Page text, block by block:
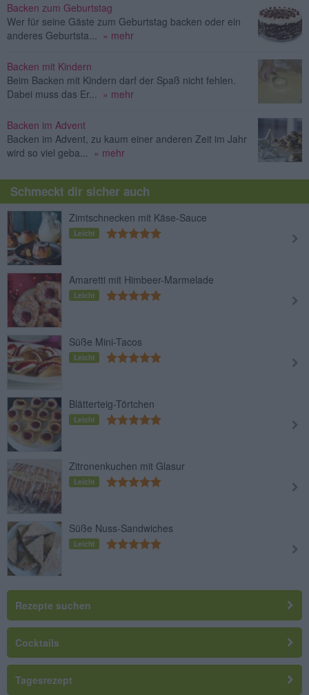
Backen zum Geburtstag
Wer für seine Gäste zum Geburtstag backen oder ein
anderes Geburtsta... » mehr
Backen mit Kindern
Beim Backen mit Kindern darf der Spaß nicht fehlen.
Dabei muss das Er... » mehr
Backen im Advent
Backen im Advent, zu kaum einer anderen Zeit im Jahr
wird so viel geba... » mehr
Schmeckt dir sicher auch
Zimtschnecken mit Käse-Sauce
Leicht
Amaretti mit Himbeer-Marmelade
Leicht
Süße Mini-Tacos
Leicht
Blätterteig-Törtchen
Leicht
Zitronenkuchen mit Glasur
Leicht
Süße Nuss-Sandwiches
Leicht
Rezepte suchen
Cocktails
Tagesrezept